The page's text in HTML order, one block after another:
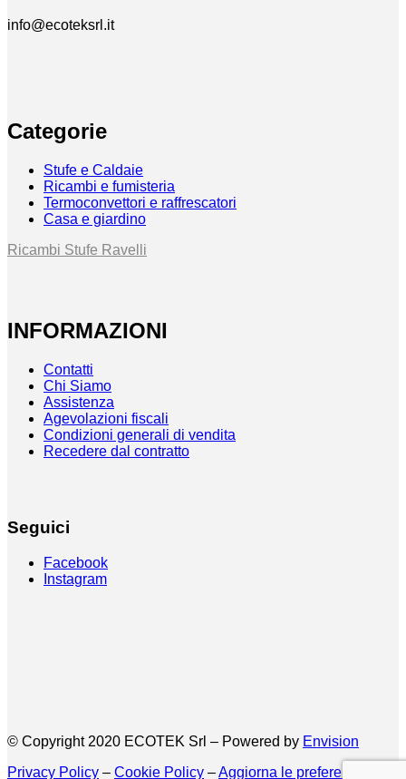
info@ecoteksrl.it
Categorie
Stufe e Caldaie
Ricambi e fumisteria
Termoconvettori e raffrescatori
Casa e giardino
Ricambi Stufe Ravelli
INFORMAZIONI
Contatti
Chi Siamo
Assistenza
Agevolazioni fiscali
Condizioni generali di vendita
Recedere dal contratto
Seguici
Facebook
Instagram
© Copyright 2020 ECOTEK Srl – Powered by Envision
Privacy Policy – Cookie Policy –Aggiorna le preferenze sui